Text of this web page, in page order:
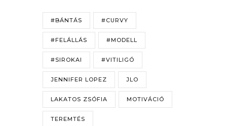
#BÁNTÁS #CURVY
#FELÁLLÁS #MODELL
#SIROKAI #VITILIGÓ
JENNIFER LOPEZ JLO
LAKATOS ZSÓFIA MOTIVÁCIÓ
TEREMTÉS